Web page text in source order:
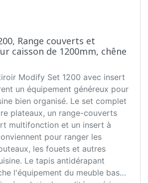
Range couverts et
caisson de 1200mm, chêne
Modify Set 1200 avec insert
un équipement généreux pour
bien organisé. Le set complet
plateaux, un range-couverts
multifonction et un insert à
pour ranger les
les fouets et autres
Le tapis antidérapant
l'équipement du meuble bas